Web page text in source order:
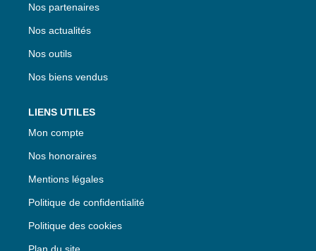
Nos partenaires
Nos actualités
Nos outils
Nos biens vendus
LIENS UTILES
Mon compte
Nos honoraires
Mentions légales
Politique de confidentialité
Politique des cookies